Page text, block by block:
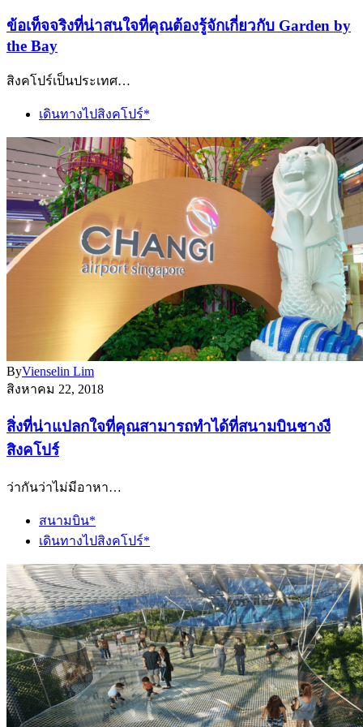
ข้อเท็จจริงที่น่าสนใจที่คุณต้องรู้จักเกี่ยวกับ Garden by
the Bay
สิงคโปร์เป็นประเทศ…
เดินทางไปสิงคโปร์*
ByVienselin Lim
สิงหาคม 22, 2018
สิ่งที่น่าแปลกใจที่คุณสามารถทำได้ที่สนามบินชางงี
สิงคโปร์
ว่ากันว่าไม่มีอาหา…
สนามบิน*
เดินทางไปสิงคโปร์*